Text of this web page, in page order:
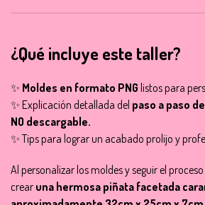
¿Qué incluye este taller?
✨ Moldes en formato PNG listos para
✨ Explicación detallada del paso a paso
NO descargable.
✨ Tips para lograr un acabado prolijo y
Al personalizar los moldes y seguir el
crear una hermosa piñata facetada